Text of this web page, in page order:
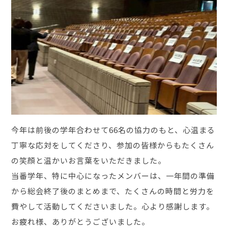
今年は前後の学年合わせて66名の協力のもと、心温まる
丁寧な応対をしてくださり、参加の皆様からもたくさん
の笑顔と温かいお言葉をいただきました。
当番学年、特に中心になったメンバーは、一年間の準備
から総会終了後のまとめまで、たくさんの時間と労力を
費やして活動してくださいました。心より感謝します。
お疲れ様、ありがとうございました。